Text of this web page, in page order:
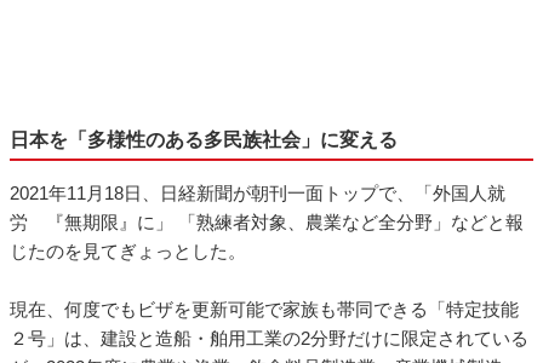
日本を「多様性のある多民族社会」に変える
2021年11月18日、日経新聞が朝刊一面トップで、「外国人就
労 『無期限』に」 「熟練者対象、農業など全分野」などと報
じたのを見てぎょっとした。
現在、何度でもビザを更新可能で家族も帯同できる「特定技能
２号」は、建設と造船・舶用工業の2分野だけに限定されている